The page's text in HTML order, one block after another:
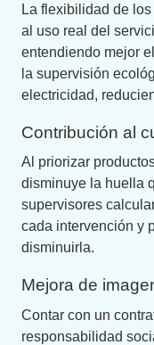
La flexibilidad de
al uso real del
entendiendo mejor
la supervisión
electricidad,
Contribución al
Al priorizar
disminuye la huella
supervisores
cada intervención y
disminuirla.
Mejora de
Contar con un
responsabilidad